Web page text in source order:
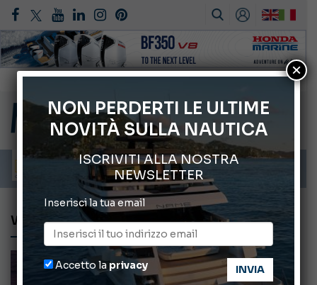
Montecristo Yachting, l’orologio per il diportista
Gommoni Callegari acquisisce Geniuss
66° Salone Nautico Internazionale di Genova
ABOFA 2026: la fiera del mare ad Aqaba
Cannes Yachting Festival 2026: tutte le novità attese a settembre
WALLY
NON PERDERTI LE ULTIME
NOVITÀ SULLA NAUTICA
ISCRIVITI ALLA NOSTRA
NEWSLETTER
Inserisci la tua email
Accetto la privacy
×